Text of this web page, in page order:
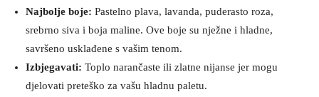
Najbolje boje: Pastelno plava, lavanda, puderasto roza,
srebrno siva i boja maline. Ove boje su nježne i hladne,
savršeno usklađene s vašim tenom.
Izbjegavati: Toplo narančaste ili zlatne nijanse jer mogu
djelovati preteško za vašu hladnu paletu.